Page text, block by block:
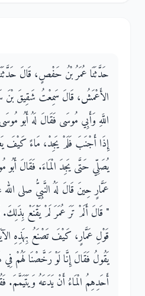
حَدَّثَنَا عُمَرُ بْنُ حَفْصٍ، قَالَ
الأَعْمَشُ، قَالَ سَمِعْتُ شَقِيقَ بْنَ
اللَّهِ وَأَبِي مُوسَى فَقَالَ لَهُ أَبُو
إِذَا أَجْنَبَ فَلَمْ يَجِدْ، مَاءً كَيْفَ
يُصَلِّي حَتَّى يَجِدَ الْمَاءَ‏.‏ فَقَالَ
عَمَّارٍ حِينَ قَالَ لَهُ النَّبِيُّ صلى
‏"‏ قَالَ أَلَمْ تَرَ عُمَرَ لَمْ يَقْنَعْ
قَوْلِ عَمَّارٍ، كَيْفَ تَصْنَعُ بِهَذِهِ
يَقُولُ فَقَالَ إِنَّا لَوْ رَخَّصْنَا لَهُمْ
أَحَدِهِمُ الْمَاءُ أَنْ يَدَعَهُ وَيَتَيَمَّمَ‏.‏